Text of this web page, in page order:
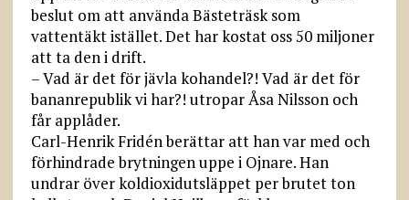
beslut om att använda Bästeträsk som
vattentäkt istället. Det har kostat oss 50 miljoner
att ta den i drift.
– Vad är det för jävla kohandel?! Vad är det för
bananrepublik vi har?! utropar Åsa Nilsson och
får applåder.
Carl-Henrik Fridén berättar att han var med och
förhindrade brytningen uppe i Ojnare. Han
undrar över koldioxidutsläppet per brutet ton